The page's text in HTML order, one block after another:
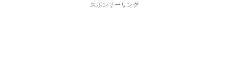
スポンサーリンク